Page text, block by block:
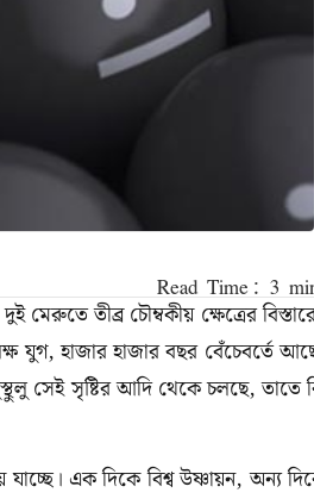
তীব্র চৌম্বকীয় ক্ষেত্রের
যুগ, হাজার হাজার বছর বেঁচেবর্তে
সেই সৃষ্টির আদি থেকে চলছে, তাতে
এক দিকে বিশ্ব উষ্ণায়ন, অন্য